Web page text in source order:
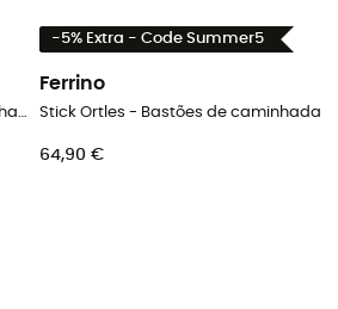
Ubic Trek Pair - Bastões de caminhada
-5% Extra - Code Summer5
Ferrino
Stick Ortles - Bastões de caminhada
64,90 €